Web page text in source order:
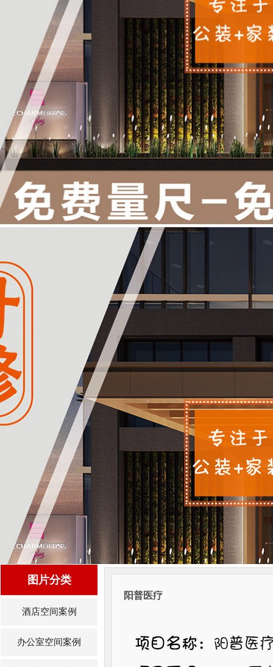
阳普医疗
图片分类
酒店空间案例
办公室空间案例